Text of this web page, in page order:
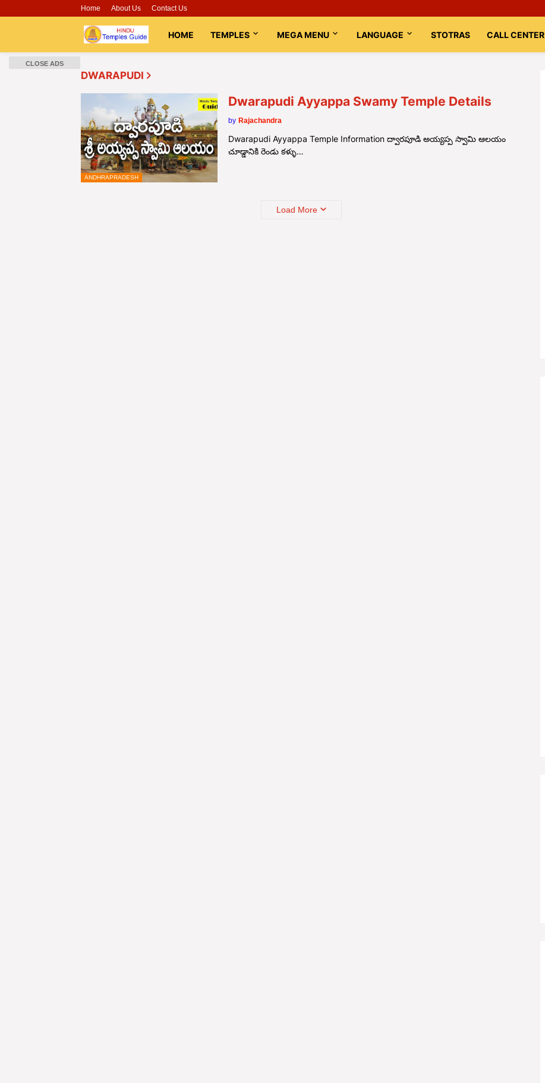
Home About Us Contact Us
HOME TEMPLES MEGA MENU LANGUAGE STOTRAS CALL CENTER
DWARAPUDI
ANDHRAPRADESH
Dwarapudi Ayyappa Swamy Temple Details
by Rajachandra
Dwarapudi Ayyappa Temple Information ద్వారపూడి అయ్యప్ప స్వామి ఆలయం
చూడ్డానికి రెండు కళ్ళు…
Load More
CLOSE ADS